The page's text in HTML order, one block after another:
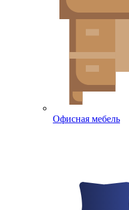
Офисная мебель